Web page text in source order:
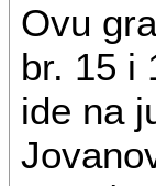
Ovu
br. 15 i
ide na